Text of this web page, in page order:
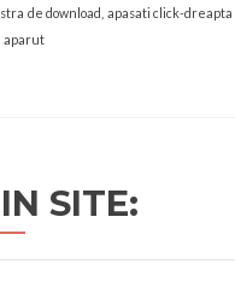
de download, apasati click-dreapta
aparut
SITE: